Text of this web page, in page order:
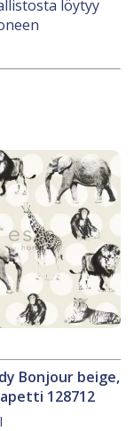
löytyy
Bonjour beige,
128712